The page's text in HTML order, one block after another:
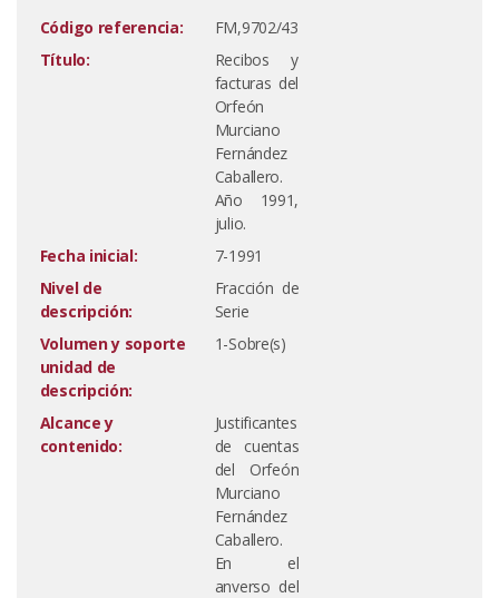
Código referencia:
FM,9702/43
Título:
Recibos y
facturas del
Orfeón
Murciano
Fernández
Caballero.
Año 1991,
julio.
Fecha inicial:
7-1991
Nivel de
descripción:
Fracción de
Serie
Volumen y soporte
unidad de
descripción:
1-Sobre(s)
Alcance y
contenido:
Justificantes
de cuentas
del Orfeón
Murciano
Fernández
Caballero.
En el
anverso del